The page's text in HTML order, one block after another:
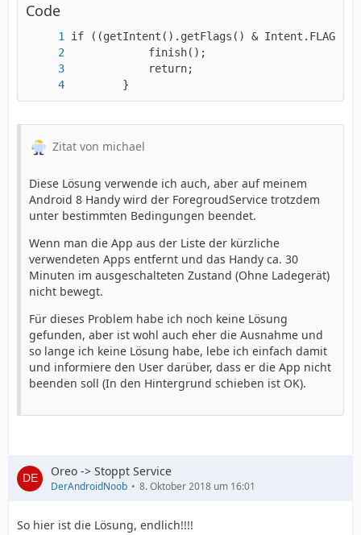
Code
        }
Zitat von michael
Diese Lösung verwende ich auch, aber auf meinem
Android 8 Handy wird der ForegroudService trotzdem
unter bestimmten Bedingungen beendet.
Wenn man die App aus der Liste der kürzliche
verwendeten Apps entfernt und das Handy ca. 30
Minuten im ausgeschalteten Zustand (Ohne Ladegerät)
nicht bewegt.
Für dieses Problem habe ich noch keine Lösung
gefunden, aber ist wohl auch eher die Ausnahme und
so lange ich keine Lösung habe, lebe ich einfach damit
und informiere den User darüber, dass er die App nicht
beenden soll (In den Hintergrund schieben ist OK).
Oreo -> Stoppt Service
DerAndroidNoob 8. Oktober 2018 um 16:01
So hier ist die Lösung, endlich!!!!